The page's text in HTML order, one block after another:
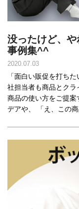
没ったけど、
事例集^^
2020.07.03
「面白い販促を打ち
社担当者も商品とク
商品の使い方をご提
デアや、 「え、この